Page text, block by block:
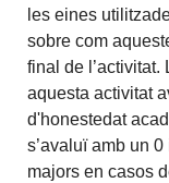
les eines
sobre com
final de l’activitat.
aquesta activitat
d'honestedat
s’avaluï amb un
majors en casos